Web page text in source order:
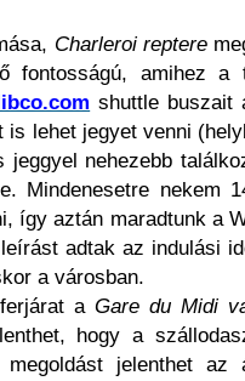
Charleroi reptere
fontosságú, amihez
shuttle buszait
lehet jegyet venni
nehezebb
Mindenesetre nekem
így aztán maradtunk a
adtak az indulási
a városban.
aGare du Midi
hogy a
megoldást jelenthet